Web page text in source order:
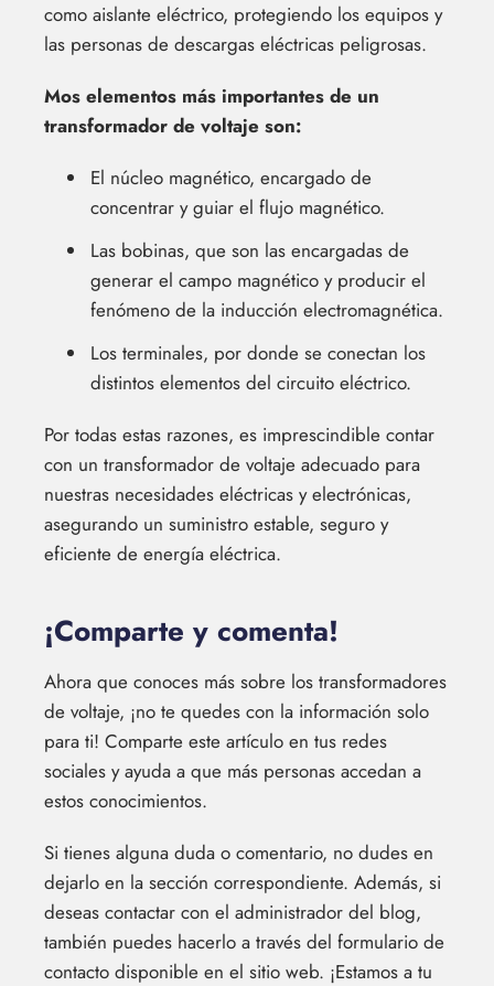
como aislante eléctrico, protegiendo los equipos y
las personas de descargas eléctricas peligrosas.
Mos elementos más importantes de un
transformador de voltaje son:
El núcleo magnético, encargado de
concentrar y guiar el flujo magnético.
Las bobinas, que son las encargadas de
generar el campo magnético y producir el
fenómeno de la inducción electromagnética.
Los terminales, por donde se conectan los
distintos elementos del circuito eléctrico.
Por todas estas razones, es imprescindible contar
con un transformador de voltaje adecuado para
nuestras necesidades eléctricas y electrónicas,
asegurando un suministro estable, seguro y
eficiente de energía eléctrica.
¡Comparte y comenta!
Ahora que conoces más sobre los transformadores
de voltaje, ¡no te quedes con la información solo
para ti! Comparte este artículo en tus redes
sociales y ayuda a que más personas accedan a
estos conocimientos.
Si tienes alguna duda o comentario, no dudes en
dejarlo en la sección correspondiente. Además, si
deseas contactar con el administrador del blog,
también puedes hacerlo a través del formulario de
contacto disponible en el sitio web. ¡Estamos a tu